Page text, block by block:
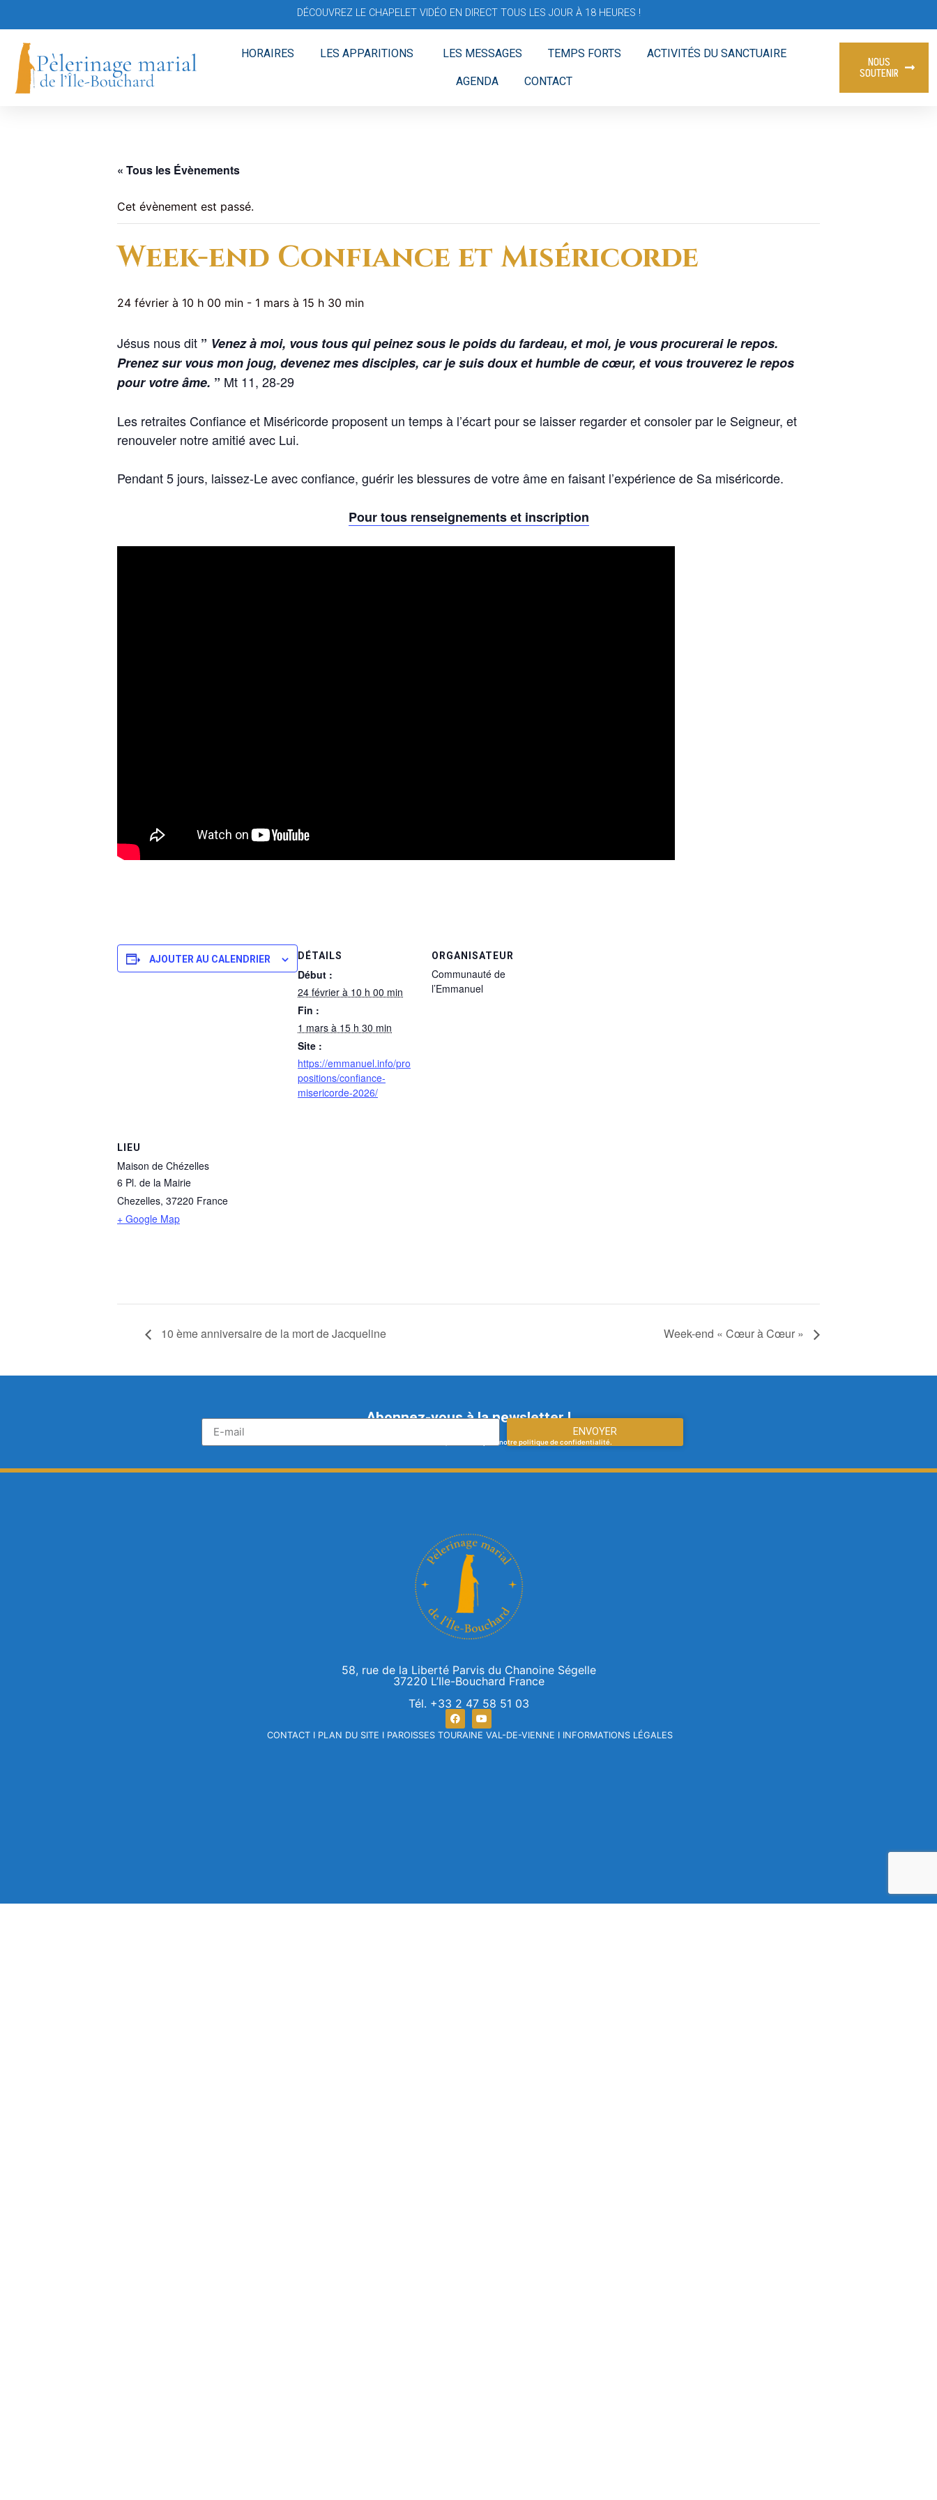
DÉCOUVREZ LE CHAPELET VIDÉO EN DIRECT TOUS LES JOUR À 18 HEURES !
HORAIRES LES APPARITIONS LES MESSAGES TEMPS FORTS ACTIVITÉS DU SANCTUAIRE
AGENDA CONTACT
NOUS
SOUTENIR
« Tous les Évènements
Cet évènement est passé.
Week-end Confiance et Miséricorde
24 février à 10 h 00 min - 1 mars à 15 h 30 min
Jésus nous dit ” Venez à moi, vous tous qui peinez sous le poids du fardeau, et moi, je vous procurerai le repos.
Prenez sur vous mon joug, devenez mes disciples, car je suis doux et humble de cœur, et vous trouverez le repos
pour votre âme. ” Mt 11, 28-29
Les retraites Confiance et Miséricorde proposent un temps à l’écart pour se laisser regarder et consoler par le Seigneur, et
renouveler notre amitié avec Lui.
Pendant 5 jours, laissez-Le avec confiance, guérir les blessures de votre âme en faisant l’expérience de Sa miséricorde.
Pour tous renseignements et inscription
AJOUTER AU CALENDRIER DÉTAILS
Début :
24 février à 10 h 00 min
Fin :
1 mars à 15 h 30 min
Site :
https://emmanuel.info/pro
positions/confiance-
misericorde-2026/
ORGANISATEUR
Communauté de
l’Emmanuel
LIEU
Maison de Chézelles
6 Pl. de la Mairie
Chezelles, 37220 France
+ Google Map
10 ème anniversaire de la mort de Jacqueline Week-end « Cœur à Cœur »
Abonnez-vous à la newsletter !
ENVOYER
En vous abonnant à notre newsletter, vous acceptez notre politique de confidentialité.
58, rue de la Liberté Parvis du Chanoine Ségelle
37220 L’Ile-Bouchard France
Tél. +33 2 47 58 51 03
CONTACT I PLAN DU SITE I PAROISSES TOURAINE VAL-DE-VIENNE I INFORMATIONS LÉGALES